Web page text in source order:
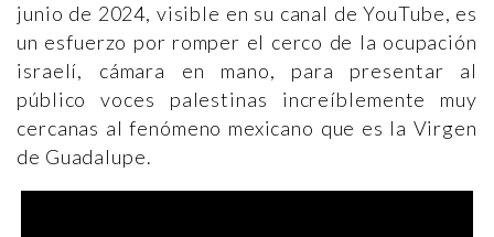
junio de 2024, visible en su canal de YouTube, es
un esfuerzo por romper el cerco de la ocupación
israelí, cámara en mano, para presentar al
público voces palestinas increíblemente muy
cercanas al fenómeno mexicano que es la Virgen
de Guadalupe.